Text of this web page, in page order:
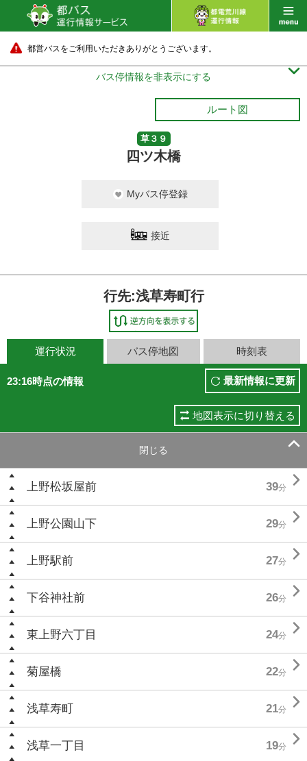
都営バスをご利用いただきありがとうございます。
バス停情報を非表示にする 
ルート図
草３９
四ツ木橋
Myバス停登録
接近
行先:浅草寿町行
運行状況 バス停地図 時刻表
23:16時点の情報 最新情報に更新
地図表示に切り替える
閉じる 
上野松坂屋前 39分 
上野公園山下 29分 
上野駅前 27分 
下谷神社前 26分 
東上野六丁目 24分 
菊屋橋 22分 
浅草寿町 21分 
浅草一丁目 19分 